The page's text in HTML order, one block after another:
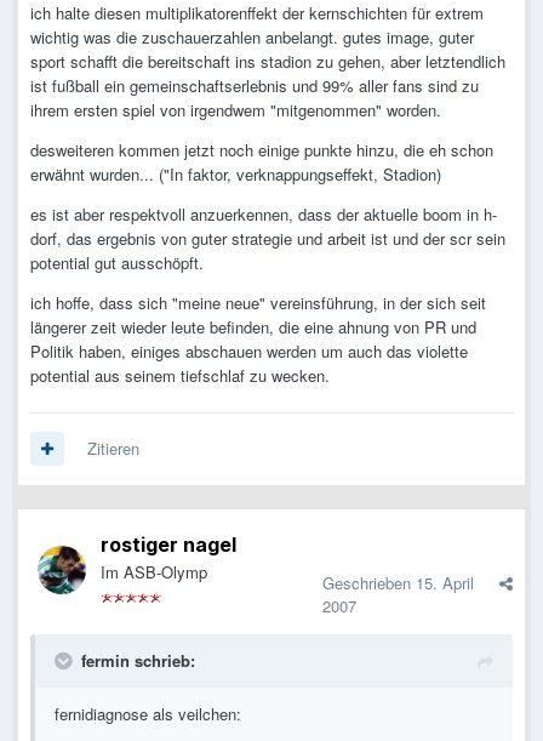
ich halte diesen multiplikatorenffekt der kernschichten für extrem
wichtig was die zuschauerzahlen anbelangt. gutes image, guter
sport schafft die bereitschaft ins stadion zu gehen, aber letztendlich
ist fußball ein gemeinschaftserlebnis und 99% aller fans sind zu
ihrem ersten spiel von irgendwem "mitgenommen" worden.
desweiteren kommen jetzt noch einige punkte hinzu, die eh schon
erwähnt wurden... ("In faktor, verknappungseffekt, Stadion)
es ist aber respektvoll anzuerkennen, dass der aktuelle boom in h-
dorf, das ergebnis von guter strategie und arbeit ist und der scr sein
potential gut ausschöpft.
ich hoffe, dass sich "meine neue" vereinsführung, in der sich seit
längerer zeit wieder leute befinden, die eine ahnung von PR und
Politik haben, einiges abschauen werden um auch das violette
potential aus seinem tiefschlaf zu wecken.
Zitieren
rostiger nagel
Im ASB-Olymp Geschrieben 15. April
2007
fermin schrieb:
fernidiagnose als veilchen: